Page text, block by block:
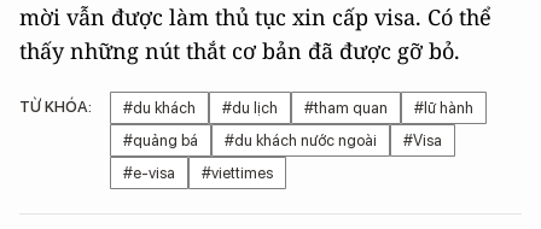
mời vẫn được làm thủ tục xin cấp visa. Có thể
thấy những nút thắt cơ bản đã được gỡ bỏ.
TỪ KHÓA: #du khách #du lịch #tham quan
#lữ hành
#quảng bá
#du khách nước ngoài
#Visa
#e-visa
#viettimes